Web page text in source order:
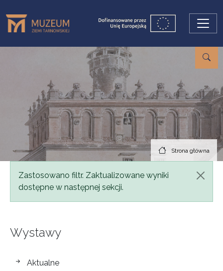
Strona główna
Komunikat
Zastosowano filtr. Zaktualizowane wyniki
dostępne w następnej sekcji.
Wystawy
wystawy
Aktualne